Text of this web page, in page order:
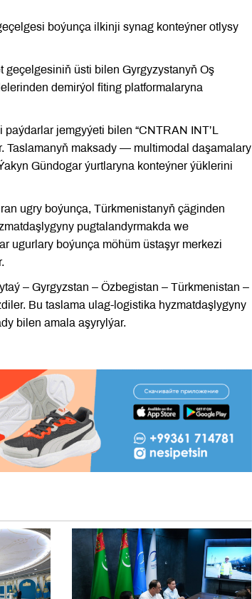
boýunça ilkinji synag konteýner otlysy
geçelgesiniň üsti bilen Gyrgyzystanyň Oş
demirýol fiting platformalaryna
jemgyýeti bilen “CNTRAN INT’L
Taslamanyň maksady — multimodal daşamalary
Gündogar ýurtlaryna konteýner ýüklerini
ugry boýunça, Türkmenistanyň çäginden
pugtalandyrmakda we
ugurlary boýunça möhüm üstaşyr merkezi
– Gyrgyzstan – Özbegistan – Türkmenistan –
Bu taslama ulag-logistika hyzmatdaşlygyny
bilen amala aşyrylýar.